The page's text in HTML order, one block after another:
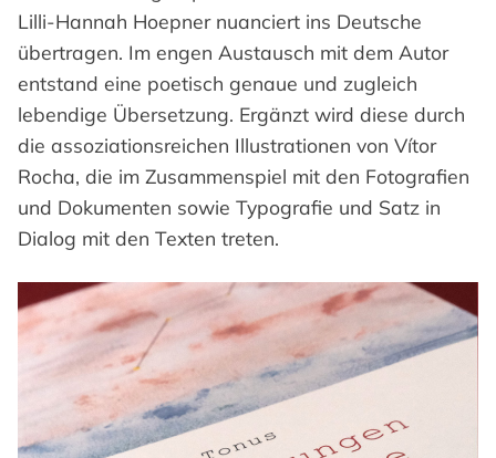
Lilli-Hannah Hoepner nuanciert ins Deutsche
übertragen. Im engen Austausch mit dem Autor
entstand eine poetisch genaue und zugleich
lebendige Übersetzung. Ergänzt wird diese durch
die assoziationsreichen Illustrationen von Vítor
Rocha, die im Zusammenspiel mit den Fotografien
und Dokumenten sowie Typografie und Satz in
Dialog mit den Texten treten.